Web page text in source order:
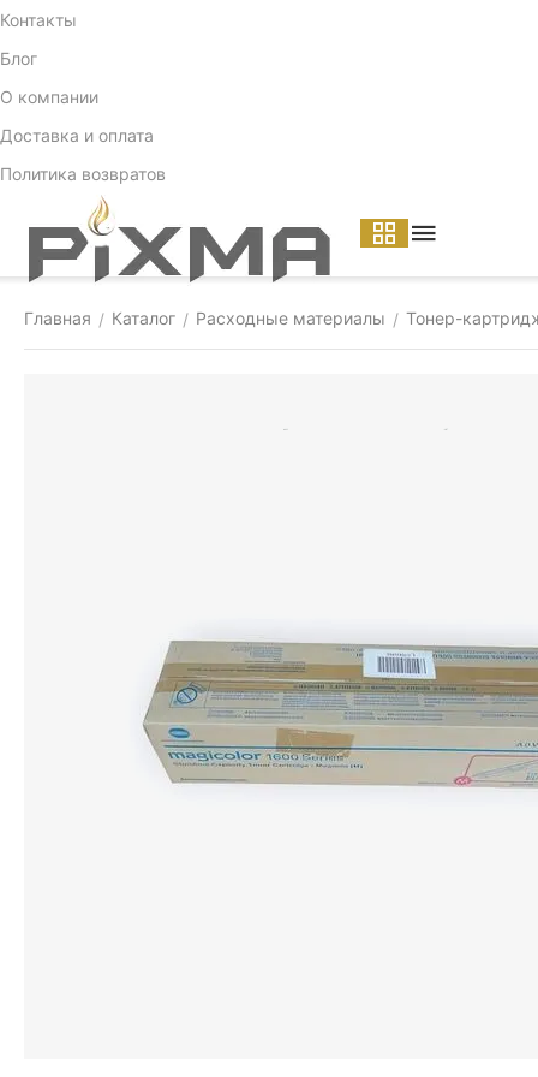
Контакты
Блог
О компании
Доставка и оплата
Политика возвратов
Главная / Каталог / Расходные материалы / Тонер-